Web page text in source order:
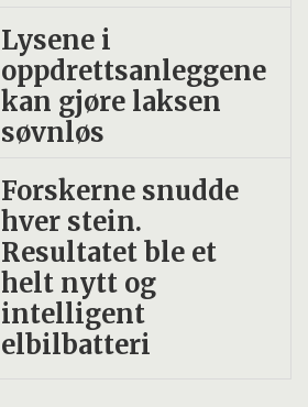
Lysene i
oppdrettsanleggene
kan gjøre laksen
søvnløs
Forskerne snudde
hver stein.
Resultatet ble et
helt nytt og
intelligent
elbilbatteri